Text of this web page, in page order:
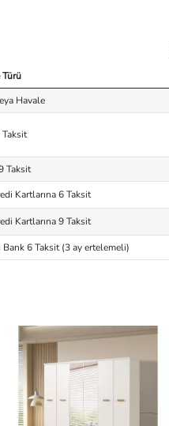
Türü
Havale
Taksit
Taksit
Kartlarına 6 Taksit
Kartlarına 9 Taksit
Bank 6 Taksit (3 ay ertelemeli)